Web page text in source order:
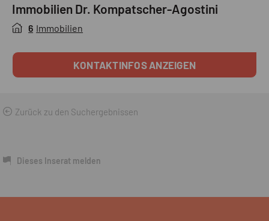
Immobilien Dr. Kompatscher-Agostini
6 Immobilien
KONTAKTINFOS ANZEIGEN
Zurück zu den Suchergebnissen
Dieses Inserat melden